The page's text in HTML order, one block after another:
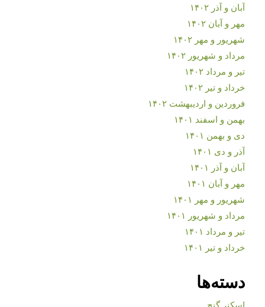
آبان و آذر ۱۴۰۲
مهر و آبان ۱۴۰۲
شهریور و مهر ۱۴۰۲
مرداد و شهریور ۱۴۰۲
تیر و مرداد ۱۴۰۲
خرداد و تیر ۱۴۰۲
فروردین و اردیبهشت ۱۴۰۲
بهمن و اسفند ۱۴۰۱
دی و بهمن ۱۴۰۱
آذر و دی ۱۴۰۱
آبان و آذر ۱۴۰۱
مهر و آبان ۱۴۰۱
شهریور و مهر ۱۴۰۱
مرداد و شهریور ۱۴۰۱
تیر و مرداد ۱۴۰۱
خرداد و تیر ۱۴۰۱
دسته‌ها